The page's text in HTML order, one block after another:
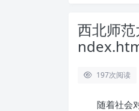
西北师
197次阅读
随着社会